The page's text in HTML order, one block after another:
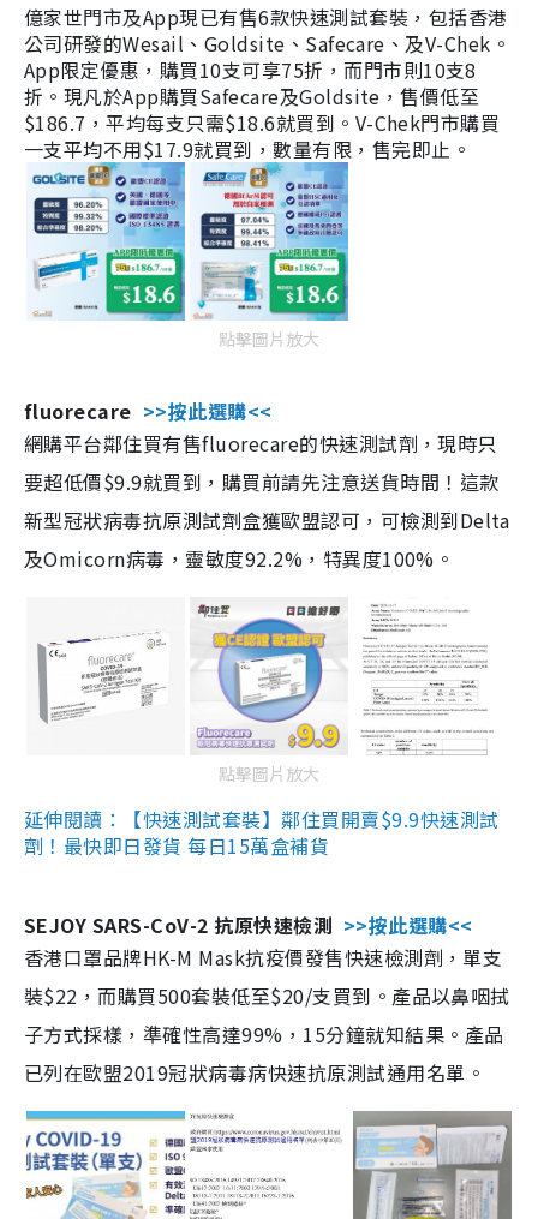
億家世門市及App現已有售6款快速測試套裝，包括香港
公司研發的Wesail、Goldsite、Safecare、及V-Chek。
App限定優惠，購買10支可享75折，而門市則10支8
折。現凡於App購買Safecare及Goldsite，售價低至
$186.7，平均每支只需$18.6就買到。V-Chek門市購買
一支平均不用$17.9就買到，數量有限，售完即止。
點擊圖片放大
fluorecare >>按此選購<<
網購平台鄰住買有售fluorecare的快速測試劑，現時只
要超低價$9.9就買到，購買前請先注意送貨時間！這款
新型冠狀病毒抗原測試劑盒獲歐盟認可，可檢測到Delta
及Omicorn病毒，靈敏度92.2%，特異度100%。
點擊圖片放大
延伸閱讀：【快速測試套裝】鄰住買開賣$9.9快速測試
劑！最快即日發貨 每日15萬盒補貨
SEJOY SARS-CoV-2 抗原快速檢測 >>按此選購<<
香港口罩品牌HK-M Mask抗疫價發售快速檢測劑，單支
裝$22，而購買500套裝低至$20/支買到。產品以鼻咽拭
子方式採樣，準確性高達99%，15分鐘就知結果。產品
已列在歐盟2019冠狀病毒病快速抗原測試通用名單。